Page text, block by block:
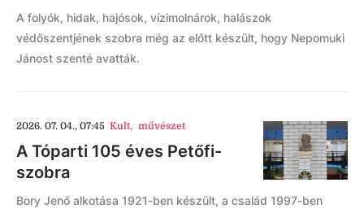
A folyók, hidak, hajósok, vízimolnárok, halászok
védőszentjének szobra még az előtt készült, hogy Nepomuki
Jánost szenté avatták.
2026. 07. 04., 07:45 Kult, művészet
A Tóparti 105 éves Petőfi-
szobra
Bory Jenő alkotása 1921-ben készült, a család 1997-ben